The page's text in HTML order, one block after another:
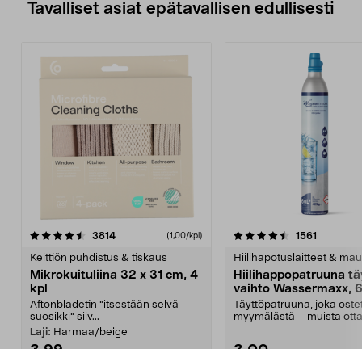
Tavalliset asiat epätavallisen edullisesti
3814arvostelut (1,00/kpl)
Keittiön puhdistus & tiskaus
Mikrokuituliina 32 x 31 cm, 4
kpl
Aftonbladetin "itsestään selvä
suosikki" siiv...
Laji: Harmaa/beige
4.5viidestä
1561
Hiilihapotuslaitteet &
Hiilihappopatruuna
vaihto Wassermaxx,
Täyttöpatruuna, joka
myymälästä – muista
4.5viidestä